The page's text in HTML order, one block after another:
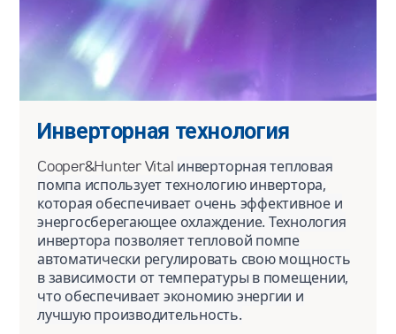
Инверторная технология
Cooper&Hunter Vital инверторная тепловая
помпа использует технологию инвертора,
которая обеспечивает очень эффективное и
энергосберегающее охлаждение. Технология
инвертора позволяет тепловой помпе
автоматически регулировать свою мощность
в зависимости от температуры в помещении,
что обеспечивает экономию энергии и
лучшую производительность.